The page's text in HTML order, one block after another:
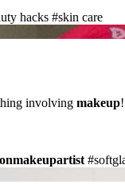
hacks #skin care
involving makeup!